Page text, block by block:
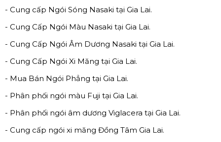
- Cung cấp Ngói Sóng Nasaki tại Gia Lai.
- Cung Cấp Ngói Màu Nasaki tại Gia Lai.
- Cung Cấp Ngói Âm Dương Nasaki tại Gia Lai.
- Cung Cấp Ngói Xi Măng tại Gia Lai.
- Mua Bán Ngói Phẳng tại Gia Lai.
- Phân phối ngói màu Fuji tại Gia Lai.
- Phân phối ngói âm dương Viglacera tại Gia Lai.
- Cung cấp ngói xi măng Đồng Tâm Gia Lai.